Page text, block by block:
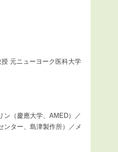
元ニューヨーク医科大学
ン（慶應大学、AMED）／
ンター、島津製作所）／メ